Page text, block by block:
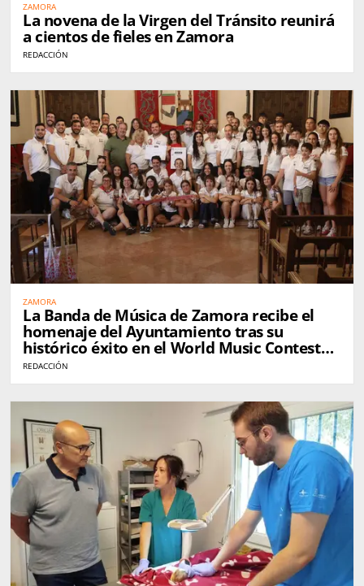
ZAMORA
La novena de la Virgen del Tránsito reunirá
a cientos de fieles en Zamora
REDACCIÓN
ZAMORA
La Banda de Música de Zamora recibe el
homenaje del Ayuntamiento tras su
histórico éxito en el World Music Contest
de Kerkrade
REDACCIÓN